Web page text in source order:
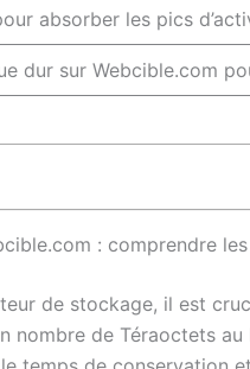
absorber les pics
dur sur Webcible.com
: comprendre
de stockage, il est
nombre de Téraoctets